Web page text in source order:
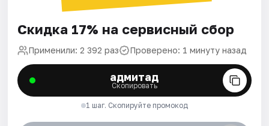
Скидка 17% на сервисный сбор
Применили: 2 392 раз Проверено: 1 минуту назад
адмитад
Скопировать
1 шаг. Скопируйте промокод